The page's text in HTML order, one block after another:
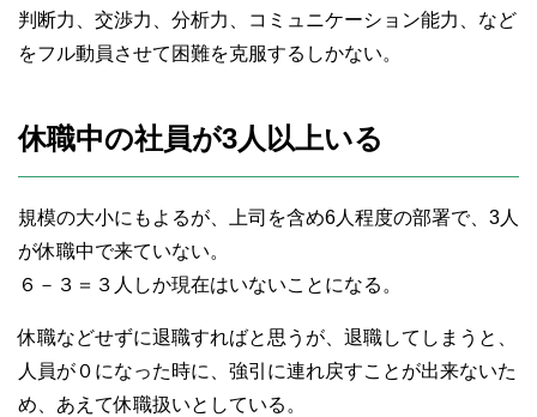
判断力、交渉力、分析力、コミュニケーション能力、など
をフル動員させて困難を克服するしかない。
休職中の社員が3人以上いる
規模の大小にもよるが、上司を含め6人程度の部署で、3人
が休職中で来ていない。
６－３＝３人しか現在はいないことになる。
休職などせずに退職すればと思うが、退職してしまうと、
人員が０になった時に、強引に連れ戻すことが出来ないた
め、あえて休職扱いとしている。